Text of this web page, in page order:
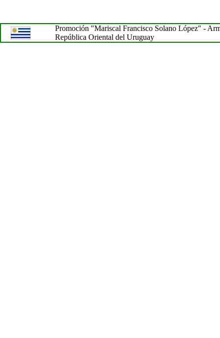
Promoción "Mariscal Francisco Solano López" -
República Oriental del Uruguay